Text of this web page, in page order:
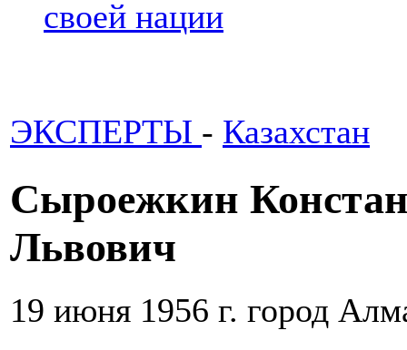
своей нации
ЭКСПЕРТЫ - Казахстан
Сыроежкин
Львович
19 июня 1956 г. город